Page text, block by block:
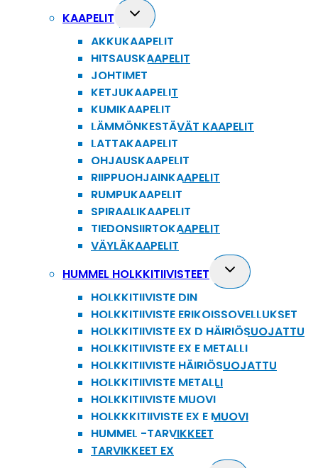
menu
KAAPELIT
Toggle
child
menu
AKKUKAAPELIT
HITSAUSKAAPELIT
JOHTIMET
KETJUKAAPELIT
KUMIKAAPELIT
LÄMMÖNKESTÄVÄT KAAPELIT
LATTAKAAPELIT
OHJAUSKAAPELIT
RIIPPUOHJAINKAAPELIT
RUMPUKAAPELIT
SPIRAALIKAAPELIT
TIEDONSIIRTOKAAPELIT
VÄYLÄKAAPELIT
HUMMEL HOLKKITIIVISTEET
Toggle
child
HOLKKITIIVISTE DIN
HOLKKITIIVISTE ERIKOISSOVELLUKSET
HOLKKITIIVISTE EX D HÄIRIÖSUOJATTU
HOLKKITIIVISTE EX E METALLI
HOLKKITIIVISTE HÄIRIÖSUOJATTU
HOLKKITIIVISTE METALLI
HOLKKITIIVISTE MUOVI
HOLKKKITIIVISTE EX E MUOVI
HUMMEL -TARVIKKEET
TARVIKKEET EX